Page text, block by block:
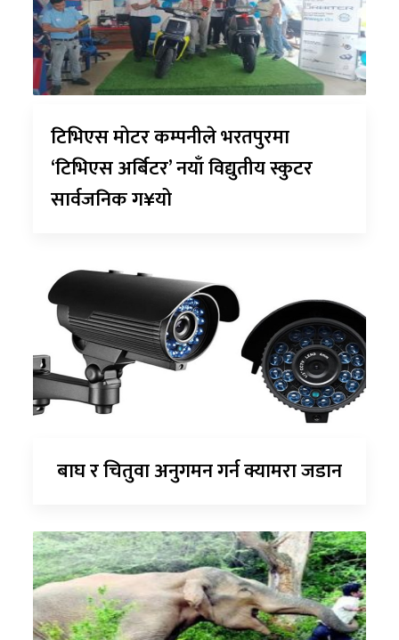
टिभिएस मोटर कम्पनीले भरतपुरमा
‘टिभिएस अर्बिटर’ नयाँ विद्युतीय स्कुटर
सार्वजनिक ग¥यो
बाघ र चितुवा अनुगमन गर्न क्यामरा जडान